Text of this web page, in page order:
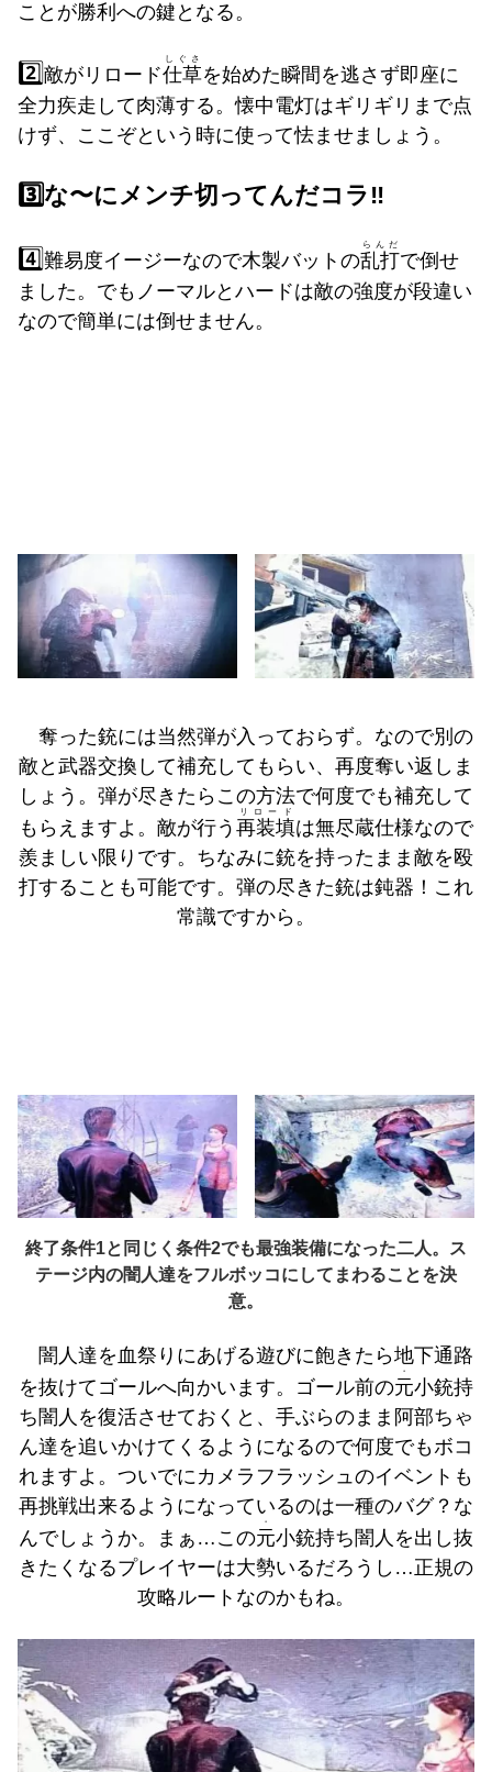
ことが勝利への鍵となる。
2️⃣敵がリロード仕草
しぐさ
を始めた瞬間を逃さず即座に
全力疾走して肉薄する。懐中電灯はギリギリまで点
けず、ここぞという時に使って怯ませましょう。
3️⃣な〜にメンチ切ってんだコラ‼️
4️⃣難易度イージーなので木製バットの乱打
らんだ
で倒せ
ました。でもノーマルとハードは敵の強度が段違い
なので簡単には倒せません。
奪った銃には当然弾が入っておらず。なので別の
敵と武器交換して補充してもらい、再度奪い返しま
しょう。弾が尽きたらこの方法で何度でも補充して
もらえますよ。敵が行う 再装填
リロード
は無尽蔵仕様なので
羨ましい限りです。ちなみに銃を持ったまま敵を殴
打することも可能です。弾の尽きた銃は鈍器！これ
常識ですから。
終了条件1と同じく条件2でも最強装備になった二人。ス
テージ内の闇人達をフルボッコにしてまわることを決
意。
闇人達を血祭りにあげる遊びに飽きたら地下通路
を抜けてゴールへ向かいます。ゴール前の元
・
小銃持
ち闇人を復活させておくと、手ぶらのまま阿部ちゃ
ん達を追いかけてくるようになるので何度でもボコ
れますよ。ついでにカメラフラッシュのイベントも
再挑戦出来るようになっているのは一種のバグ？な
んでしょうか。まぁ…この元
・
小銃持ち闇人を出し抜
きたくなるプレイヤーは大勢いるだろうし…正規の
攻略ルートなのかもね。